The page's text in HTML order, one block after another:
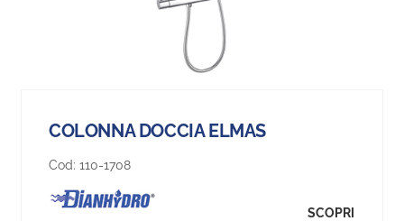
COLONNA DOCCIA ELMAS
Cod: 110-1708
SCOPRI